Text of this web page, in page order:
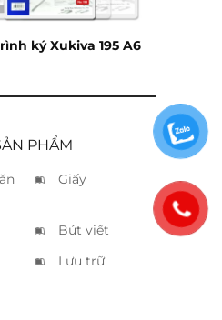
ký Xukiva 195 A6
PHẨM
Giấy
Bút viết
Lưu trữ